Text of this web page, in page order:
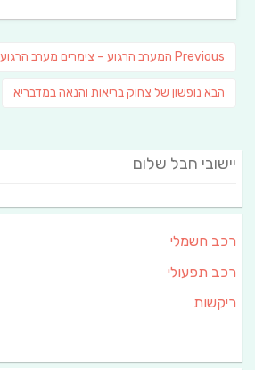
Previous
Previous
המערב הרגוע – צימרים מערב הרגוע
הבא פוסט
נופשון של צחוק בריאות והנאה במדבריא
יישובי חבל שלום
רכב חשמלי
רכב תפעולי
ריקשות